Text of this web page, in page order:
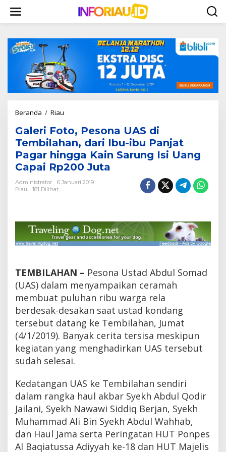
w
Beranda / Riau
l
e
r
i
F
t
e
s
o
n
A
S
d
i
T
e
m
b
i
l
a
a
n
d
a
r
i
I
Galeri Foto, Pesona UAS di
Tembilahan, dari Ibu-ibu Panjat
Pagar hingga Kain Sarung Isi Uang
Capai Rp200 Juta
Administrator
6 Januari 2019
Riau
181 Dilihat
TEMBILAHAN – Pesona Ustad Abdul Somad
(UAS) dalam menyampaikan ceramah
membuat puluhan ribu warga rela
berdesak-desakan saat ustad kondang
tersebut datang ke Tembilahan, Jumat
(4/1/2019). Banyak cerita tersisa meskipun
kegiatan yang menghadirkan UAS tersebut
sudah selesai.
Kedatangan UAS ke Tembilahan sendiri
dalam rangka haul akbar Syekh Abdul Qodir
Jailani, Syekh Nawawi Siddiq Berjan, Syekh
Muhammad Ali Bin Syekh Abdul Wahhab,
dan Haul Jama serta Peringatan HUT Ponpes
Al Baqiatussa Adiyyah ke-18 dan HUT Majelis